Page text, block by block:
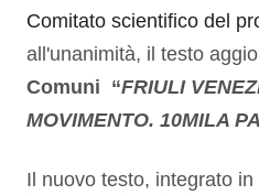
Comitato scientifico del
all'unanimità, il testo
Comuni “FRIULI
MOVIMENTO. 10MILA
Il nuovo testo, integrato